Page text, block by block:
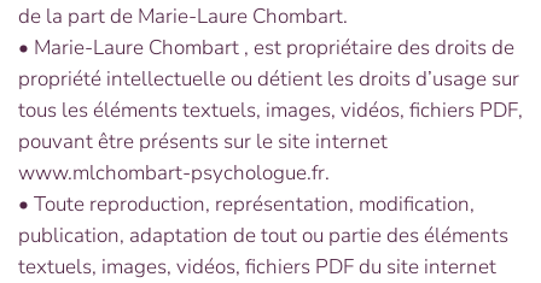
de la part de Marie-Laure Chombart.
• Marie-Laure Chombart , est propriétaire des droits de
propriété intellectuelle ou détient les droits d’usage sur
tous les éléments textuels, images, vidéos, fichiers PDF,
pouvant être présents sur le site internet
www.mlchombart-psychologue.fr.
• Toute reproduction, représentation, modification,
publication, adaptation de tout ou partie des éléments
textuels, images, vidéos, fichiers PDF du site internet